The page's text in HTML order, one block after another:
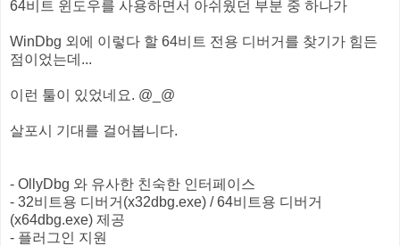
64비트 윈도우를 사용하면서 아쉬웠던 부분 중 하나가
WinDbg 외에 이렇다 할 64비트 전용 디버거를 찾기가 힘든
점이었는데...
이런 툴이 있었네요. @_@
살포시 기대를 걸어봅니다.
- OllyDbg 와 유사한 친숙한 인터페이스
- 32비트용 디버거(x32dbg.exe) / 64비트용 디버거
(x64dbg.exe) 제공
- 플러그인 지원